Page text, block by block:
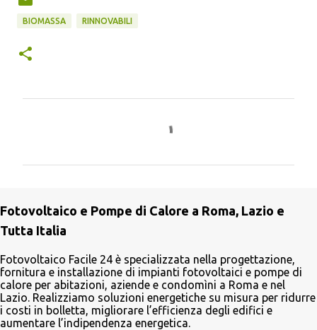
BIOMASSA RINNOVABILI
n
t
i
Fotovoltaico e Pompe di Calore a Roma, Lazio e
Tutta Italia
Fotovoltaico Facile 24 è specializzata nella progettazione,
fornitura e installazione di impianti fotovoltaici e pompe di
calore per abitazioni, aziende e condomìni a Roma e nel
Lazio. Realizziamo soluzioni energetiche su misura per ridurre
i costi in bolletta, migliorare l’efficienza degli edifici e
aumentare l’indipendenza energetica.